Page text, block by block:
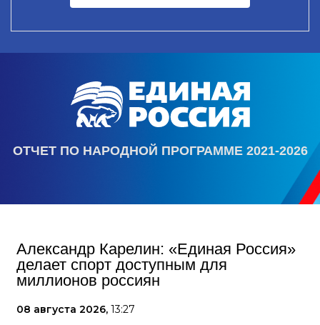
ОТЧЕТ ПО НАРОДНОЙ ПРОГРАММЕ 2021-2026
Александр Карелин: «Единая Россия»
делает спорт доступным для
миллионов россиян
08 августа 2026, 13:27